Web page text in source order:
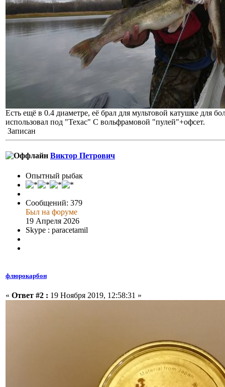
Есть ещё в 0.4 диаметре, её брал для мультовой катушке для
использовал под "Техас" С вольфрамовой "пулей"+офсет.
Записан
Виктор Петрович
Опытный рыбак
Сообщений: 379
Был на форуме
19 Апреля 2026
Skype : paracetamil
флюрокарбон
« Ответ #2 : 19 Ноября 2019, 12:58:31 »